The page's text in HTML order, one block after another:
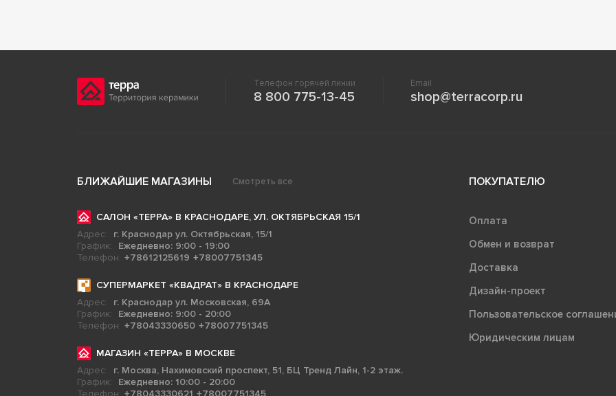
Телефон горячей линии
8 800 775-13-45
Email
shop@terracorp.ru
БЛИЖАЙШИЕ МАГАЗИНЫ Смотреть все
САЛОН «ТЕРРА» В КРАСНОДАРЕ, УЛ. ОКТЯБРЬСКАЯ 15/1
Адрес:
г. Краснодар ул. Октябрьская, 15/1
График:
Ежедневно: 9:00 - 19:00
Телефон: +78612125619 +78007751345
СУПЕРМАРКЕТ «КВАДРАТ» В КРАСНОДАРЕ
Адрес:
г. Краснодар ул. Московская, 69А
График:
Ежедневно: 9:00 - 20:00
Телефон: +78043330650 +78007751345
МАГАЗИН «ТЕРРА» В МОСКВЕ
Адрес:
г. Москва, Нахимовский проспект, 51, БЦ Тренд Лайн, 1-2 этаж.
График:
Ежедневно: 10:00 - 20:00
Телефон: +78043330621 +78007751345
ПОКУПАТЕЛЮ
Оплата
Обмен и возврат
Доставка
Дизайн-проект
Пользовательское
Юридическим лицам